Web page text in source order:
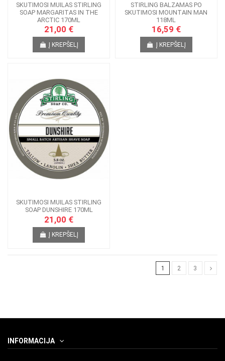
SKUTIMOSI MUILAS STIRLING
SOAP MARGARITAS IN THE
ARCTIC 170ML
21,00 €
Į KREPŠELĮ
STIRLING BALZAMAS PO
SKUTIMOSI MOUNTAIN MAN
118ML
16,59 €
Į KREPŠELĮ
SKUTIMOSI MUILAS STIRLING
SOAP DUNSHIRE 170ML
21,00 €
Į KREPŠELĮ
1 2 3
INFORMACIJA